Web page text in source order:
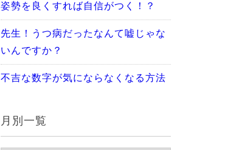
姿勢を良くすれば自信がつく！？
先生！うつ病だったなんて嘘じゃな
いんですか？
不吉な数字が気にならなくなる方法
月別一覧